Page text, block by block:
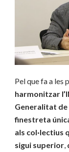
Pel que fa a les
harmonitzar
Generalitat
finestreta
als col·lectius
sigui superior,